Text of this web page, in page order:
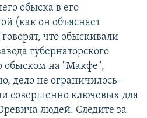
обыска в его
(как он объясняет
что обыскивали
губернаторского
обыском на "Макфе",
дело не ограничилось -
совершенно ключевых для
людей. Следите за